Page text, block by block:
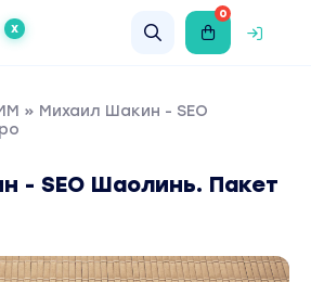
X
0
» Михаил Шакин - SEO
- SEO Шаолинь. Пакет